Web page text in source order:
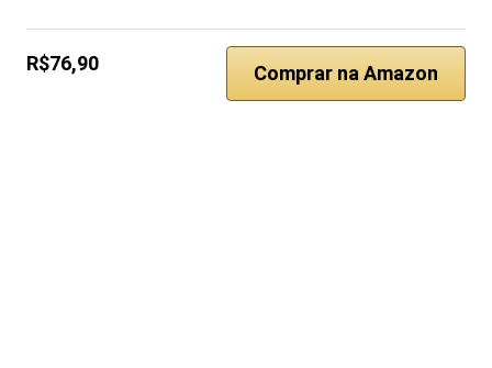
R$76,90 Comprar na Amazon